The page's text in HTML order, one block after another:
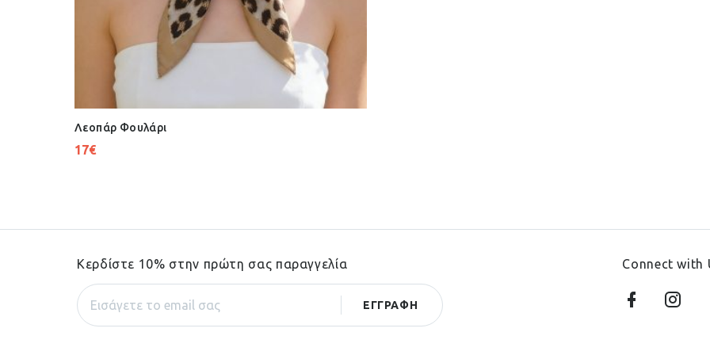
Λεοπάρ Φουλάρι
17€
Κερδίστε 10% στην πρώτη σας παραγγελία Connect with